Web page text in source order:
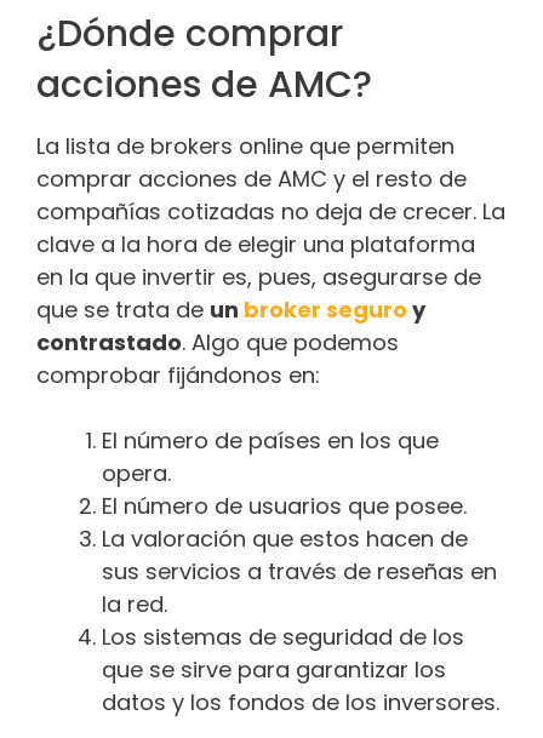
¿Dónde comprar
acciones de AMC?
La lista de brokers online que permiten
comprar acciones de AMC y el resto de
compañías cotizadas no deja de crecer. La
clave a la hora de elegir una plataforma
en la que invertir es, pues, asegurarse de
que se trata de un broker seguro y
contrastado. Algo que podemos
comprobar fijándonos en:
El número de países en los que
opera.
El número de usuarios que posee.
La valoración que estos hacen de
sus servicios a través de reseñas en
la red.
Los sistemas de seguridad de los
que se sirve para garantizar los
datos y los fondos de los inversores.